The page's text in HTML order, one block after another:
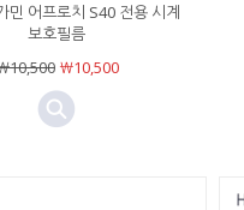
민 어프로치 S40 전용 시계
보호필름
10,500￦10,500